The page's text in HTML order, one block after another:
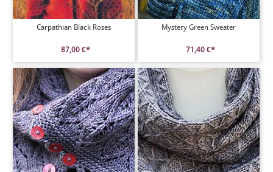
Carpathian Black Roses
87,00 €*
Mystery Green Sweater
71,40 €*